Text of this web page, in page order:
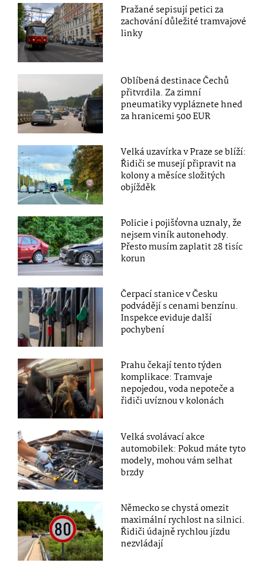
Pražané sepisují petici za
zachování důležité tramvajové
linky
Oblíbená destinace Čechů
přitvrdila. Za zimní
pneumatiky vypláznete hned
za hranicemi 500 EUR
Velká uzavírka v Praze se blíží:
Řidiči se musejí připravit na
kolony a měsíce složitých
objížděk
Policie i pojišťovna uznaly, že
nejsem viník autonehody.
Přesto musím zaplatit 28 tisíc
korun
Čerpací stanice v Česku
podvádějí s cenami benzínu.
Inspekce eviduje další
pochybení
Prahu čekají tento týden
komplikace: Tramvaje
nepojedou, voda nepoteče a
řidiči uvíznou v kolonách
Velká svolávací akce
automobilek: Pokud máte tyto
modely, mohou vám selhat
brzdy
Německo se chystá omezit
maximální rychlost na silnici.
Řidiči údajně rychlou jízdu
nezvládají